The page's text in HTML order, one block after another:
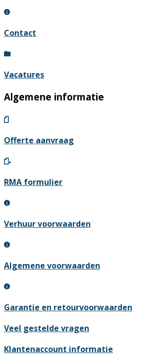
Contact
Vacatures
Algemene informatie
Offerte aanvraag
RMA formulier
Verhuur voorwaarden
Algemene voorwaarden
Garantie en retourvoorwaarden
Veel gestelde vragen
Klantenaccount informatie